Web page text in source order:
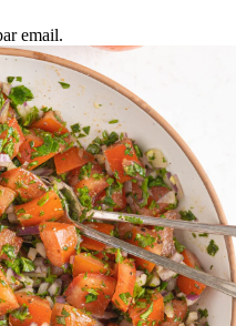
email.